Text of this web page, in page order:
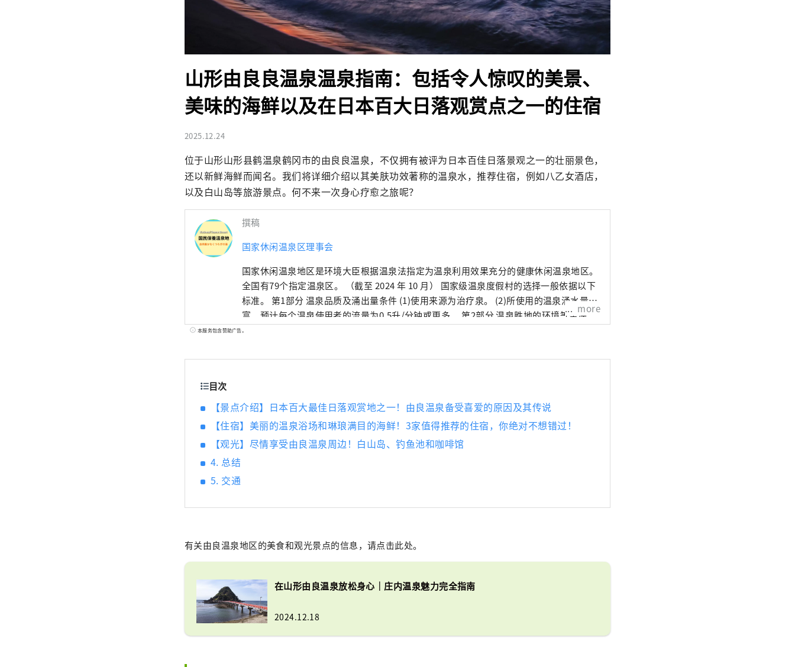
山形由良良温泉温泉指南：包括令人惊叹的美景、
美味的海鲜以及在日本百大日落观赏点之一的住宿
2025.12.24
位于山形山形县鹤温泉鹤冈市的由良良温泉，不仅拥有被评为日本百佳日落景观之一的壮丽景色，
还以新鲜海鲜而闻名。我们将详细介绍以其美肤功效著称的温泉水，推荐住宿，例如八乙女酒店，
以及白山岛等旅游景点。何不来一次身心疗愈之旅呢？
撰稿
国家休闲温泉区理事会
国家休闲温泉地区是环境大臣根据温泉法指定为温泉利用效果充分的健康休闲温泉地区。
全国有79个指定温泉区。 （截至 2024 年 10 月） 国家级温泉度假村的选择一般依据以下
标准。 第1部分 温泉品质及涌出量条件 (1)使用来源为治疗泉。 (2)所使用的温泉涌水量丰
富。预计每个温泉使用者的流量为0.5升/分钟或更多。 第2部分 温泉胜地的环境等条件
（一）自然环境、城镇风貌、历史、气候、文化等适宜作为旅游度假区的； (2) 制定计
指导沐浴方法等人员的计划或培训政策这就是我正在做的事情。 （三）适当保护温泉资
more
本服务包含赞助广告。
目次
【景点介绍】日本百大最佳日落观赏地之一！由良温泉备受喜爱的原因及其传说
【住宿】美丽的温泉浴场和琳琅满目的海鲜！3家值得推荐的住宿，你绝对不想错过！
【观光】尽情享受由良温泉周边！白山岛、钓鱼池和咖啡馆
4. 总结
5. 交通
有关由良温泉地区的美食和观光景点的信息，请点击此处。
在山形由良温泉放松身心｜庄内温泉魅力完全指南
2024.12.18